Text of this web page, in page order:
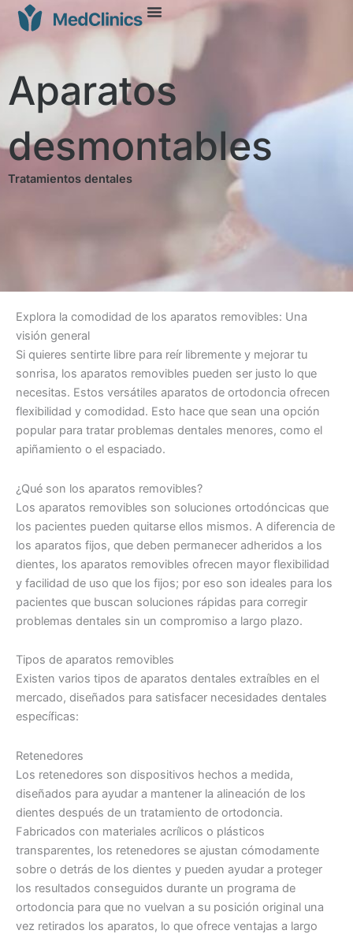
Aparatos
desmontables
Tratamientos dentales
Explora la comodidad de los aparatos removibles: Una
visión general
Si quieres sentirte libre para reír libremente y mejorar tu
sonrisa, los aparatos removibles pueden ser justo lo que
necesitas. Estos versátiles aparatos de ortodoncia ofrecen
flexibilidad y comodidad. Esto hace que sean una opción
popular para tratar problemas dentales menores, como el
apiñamiento o el espaciado.
¿Qué son los aparatos removibles?
Los aparatos removibles son soluciones ortodóncicas que
los pacientes pueden quitarse ellos mismos. A diferencia de
los aparatos fijos, que deben permanecer adheridos a los
dientes, los aparatos removibles ofrecen mayor flexibilidad
y facilidad de uso que los fijos; por eso son ideales para los
pacientes que buscan soluciones rápidas para corregir
problemas dentales sin un compromiso a largo plazo.
Tipos de aparatos removibles
Existen varios tipos de aparatos dentales extraíbles en el
mercado, diseñados para satisfacer necesidades dentales
específicas:
Retenedores
Los retenedores son dispositivos hechos a medida,
diseñados para ayudar a mantener la alineación de los
dientes después de un tratamiento de ortodoncia.
Fabricados con materiales acrílicos o plásticos
transparentes, los retenedores se ajustan cómodamente
sobre o detrás de los dientes y pueden ayudar a proteger
los resultados conseguidos durante un programa de
ortodoncia para que no vuelvan a su posición original una
vez retirados los aparatos, lo que ofrece ventajas a largo